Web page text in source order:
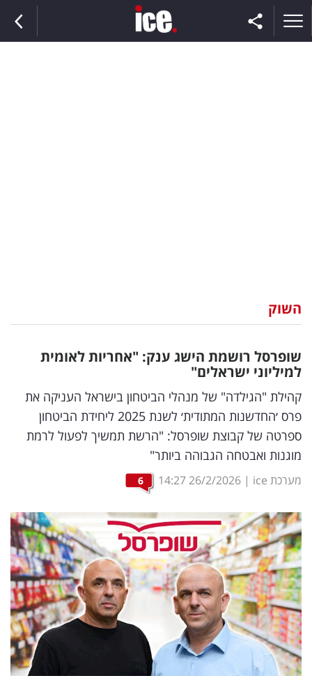
וצרכנות
דיגיטל
וטק
שיווק
ופרסום
משפט
מדדים
ומחקרים
דעות
רכילות
עסקית
קריפטו
השוק
שופרסל רושמת הישג ענק: "אחריות לאומית
למיליוני ישראלים"
קהילת "הגילדה" של מנהלי הביטחון בישראל העניקה את
פרס ׳החדשנות המתודית׳ לשנת 2025 ליחידת הביטחון
ספרטה של קבוצת שופרסל: "הרשת תמשיך לפעול לרמת
מוגנות ואבטחה הגבוהה ביותר"
מערכת ice |
26/2/2026
14:27
6